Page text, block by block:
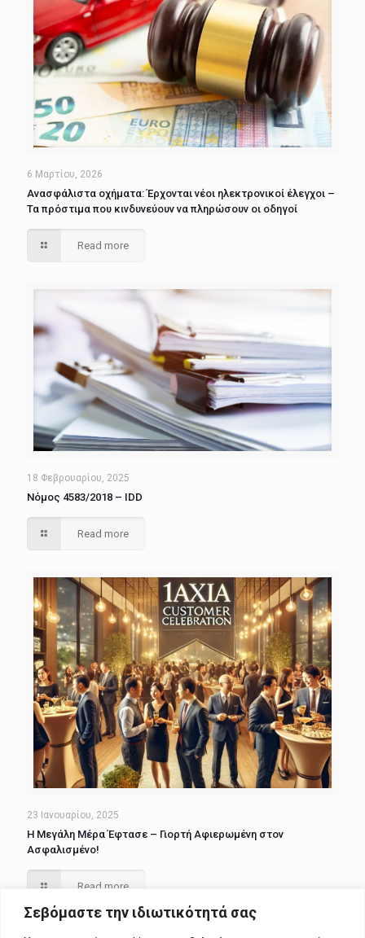
Σεβόμαστε την ιδιωτικότητά σας
6 Μαρτίου, 2026
Ανασφάλιστα οχήματα: Έρχονται νέοι ηλεκτρονικοί έλεγχοι –
Τα πρόστιμα που κινδυνεύουν να πληρώσουν οι οδηγοί
Read more
18 Φεβρουαρίου, 2025
Νόμος 4583/2018 – IDD
Read more
23 Ιανουαρίου, 2025
Η Μεγάλη Μέρα Έφτασε – Γιορτή Αφιερωμένη στον
Ασφαλισμένο!
Read more